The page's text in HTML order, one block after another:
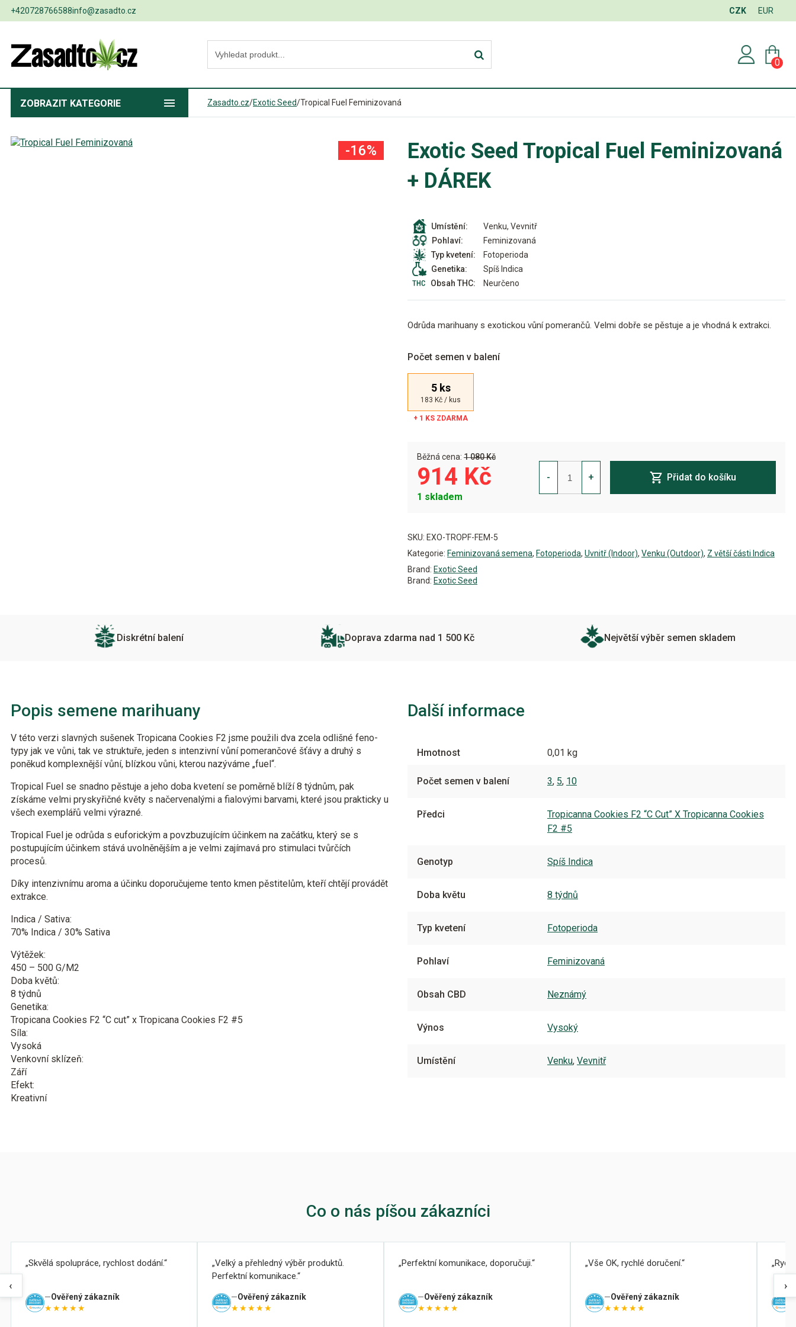
+420728766588info@zasadto.cz CZK EUR
0
ZOBRAZIT KATEGORIE Zasadto.cz/Exotic Seed/Tropical Fuel Feminizovaná
Exotic Seed Tropical Fuel Feminizovaná
+ DÁREK
Umístění:
Venku, Vevnitř
Pohlaví:
Feminizovaná
Typ kvetení:
Fotoperioda
Genetika:
Spíš Indica
Obsah THC:
Neurčeno
Odrůda marihuany s exotickou vůní pomerančů. Velmi dobře se pěstuje a je vhodná k extrakci.
Počet semen v balení
5 ks
183 Kč / kus
Běžná cena: 1 080 Kč
-16%
914 Kč
1 skladem
-
Tropical
Fuel
Feminizovaná
množství
+ Přidat do košíku
SKU: EXO-TROPF-FEM-5
Kategorie: Feminizovaná semena, Fotoperioda, Uvnitř (Indoor), Venku (Outdoor), Z větší části Indica
Brand: Exotic Seed
Brand: Exotic Seed
Diskrétní balení Doprava zdarma nad 1 500 Kč Největší výběr semen skladem
Popis semene marihuany
V této verzi slavných sušenek Tropicana Cookies F2 jsme použili dva zcela odlišné feno-
typy jak ve vůni, tak ve struktuře, jeden s intenzivní vůní pomerančové šťávy a druhý s
poněkud komplexnější vůní, blízkou vůni, kterou nazýváme „fuel“.
Tropical Fuel se snadno pěstuje a jeho doba kvetení se poměrně blíží 8 týdnům, pak
získáme velmi pryskyřičné květy s načervenalými a fialovými barvami, které jsou prakticky u
všech exemplářů velmi výrazné.
Tropical Fuel je odrůda s euforickým a povzbuzujícím účinkem na začátku, který se s
postupujícím účinkem stává uvolněnějším a je velmi zajímavá pro stimulaci tvůrčích
procesů.
Díky intenzivnímu aroma a účinku doporučujeme tento kmen pěstitelům, kteří chtějí provádět
extrakce.
Indica / Sativa:
70% Indica / 30% Sativa
Výtěžek:
450 – 500 G/M2
Doba květů:
8 týdnů
Genetika:
Tropicana Cookies F2 “C cut” x Tropicana Cookies F2 #5
Síla:
Vysoká
Venkovní sklízeň:
Září
Efekt:
Kreativní
Další informace
Hmotnost 0,01 kg
Počet semen v balení 3, 5, 10
Předci
Tropicanna Cookies F2 “C Cut” X Tropicanna Cookies
F2 #5
Genotyp Spíš Indica
Doba květu 8 týdnů
Typ kvetení Fotoperioda
Pohlaví Feminizovaná
Obsah CBD Neznámý
Výnos Vysoký
Umístění Venku, Vevnitř
Co o nás píšou zákazníci
‹
Skvělá spolupráce, rychlost dodání.
Ověřený zákazník
★★★★★
Velký a přehledný výběr produktů.
Perfektní komunikace.
Ověřený zákazník
★★★★★
Perfektní komunikace, doporučuji.
Ověřený zákazník
★★★★★
Vše OK, rychlé doručení.
Ověřený zákazník
★★★★★
›